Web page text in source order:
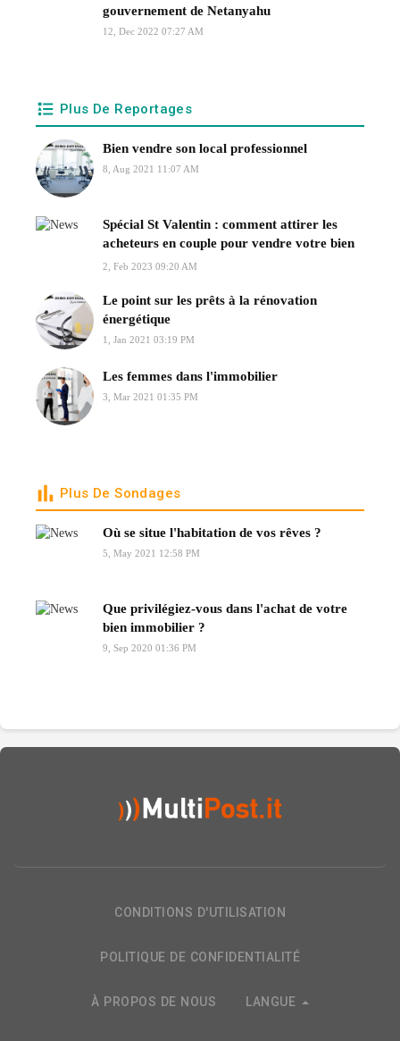
gouvernement de Netanyahu
12, Dec 2022 07:27 AM
Plus De Reportages
Bien vendre son local professionnel
8, Aug 2021 11:07 AM
Spécial St Valentin : comment attirer les
acheteurs en couple pour vendre votre bien
?
2, Feb 2023 09:20 AM
Le point sur les prêts à la rénovation
énergétique
1, Jan 2021 03:19 PM
Les femmes dans l'immobilier
3, Mar 2021 01:35 PM
Plus De Sondages
Où se situe l'habitation de vos rêves ?
5, May 2021 12:58 PM
Que privilégiez-vous dans l'achat de votre
bien immobilier ?
9, Sep 2020 01:36 PM
CONDITIONS D'UTILISATION
POLITIQUE DE CONFIDENTIALITÉ
À PROPOS DE NOUS LANGUE